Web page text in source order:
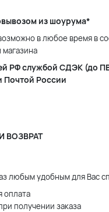
из шоурума*
в любое время в
РФ службой СДЭК (до
Почтой России
ВОЗВРАТ
любым удобным для Вас
оплата
получении заказа